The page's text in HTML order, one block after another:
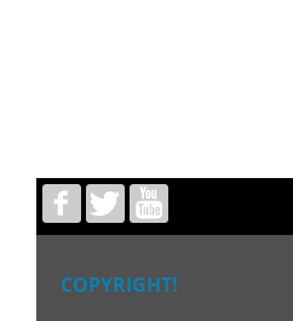
COPYRIGHT!